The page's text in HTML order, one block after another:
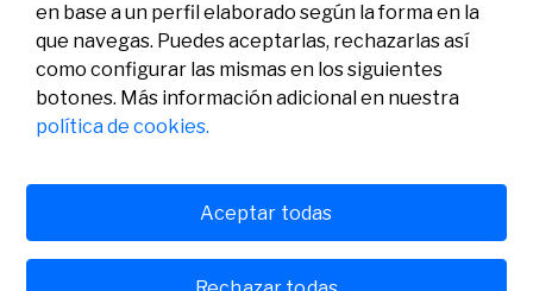
Legal
Aviso legal
Política de privacidad
Actividad
Convocatorias
Premios
Social
en base a un perfil elaborado según la forma en la
que navegas. Puedes aceptarlas, rechazarlas así
como configurar las mismas en los siguientes
botones. Más información adicional en nuestra
política de cookies.
Aceptar todas